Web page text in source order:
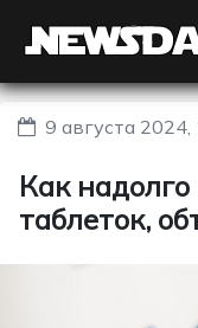
9 августа 2024,
Как
таблеток,